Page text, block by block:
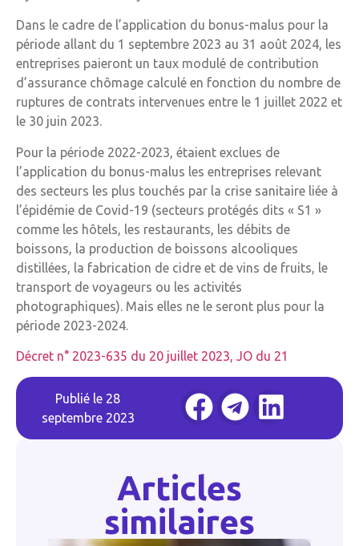
Dans le cadre de l’application du bonus-malus pour la
période allant du 1 septembre 2023 au 31 août 2024, les
entreprises paieront un taux modulé de contribution
d’assurance chômage calculé en fonction du nombre de
ruptures de contrats intervenues entre le 1 juillet 2022 et
le 30 juin 2023.
Pour la période 2022-2023, étaient exclues de
l’application du bonus-malus les entreprises relevant
des secteurs les plus touchés par la crise sanitaire liée à
l’épidémie de Covid-19 (secteurs protégés dits « S1 »
comme les hôtels, les restaurants, les débits de
boissons, la production de boissons alcooliques
distillées, la fabrication de cidre et de vins de fruits, le
transport de voyageurs ou les activités
photographiques). Mais elles ne le seront plus pour la
période 2023-2024.
Décret n° 2023-635 du 20 juillet 2023, JO du 21
Publié le 28
septembre 2023
Articles
similaires